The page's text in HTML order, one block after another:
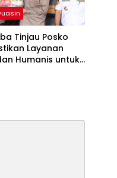
Tinjau Posko
Layanan
Humanis untuk